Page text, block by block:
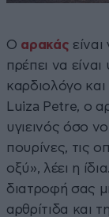
Ο αρακάς
πρέπει να
καρδιολόγο και
Luiza Petre, ο
υγιεινός όσο
πουρίνες, τις
οξύ», λέει η
διατροφή σας
αρθρίτιδα και